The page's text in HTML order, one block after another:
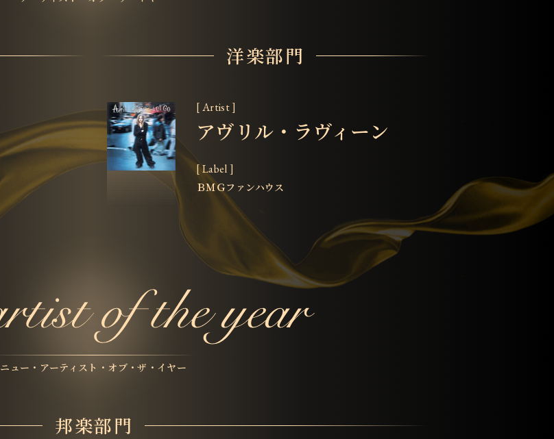
洋楽部門
[ Artist ]
アヴリル・ラヴィーン
[ Label ]
ＢＭＧファンハウス
ニュー・アーティスト・オブ・ザ・イヤー
邦楽部門